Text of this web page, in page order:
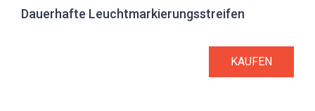
Dauerhafte Leuchtmarkierungsstreifen
KAUFEN